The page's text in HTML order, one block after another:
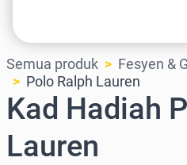
Semua produk
Fesyen &
Polo Ralph Lauren
Kad Hadiah
Lauren